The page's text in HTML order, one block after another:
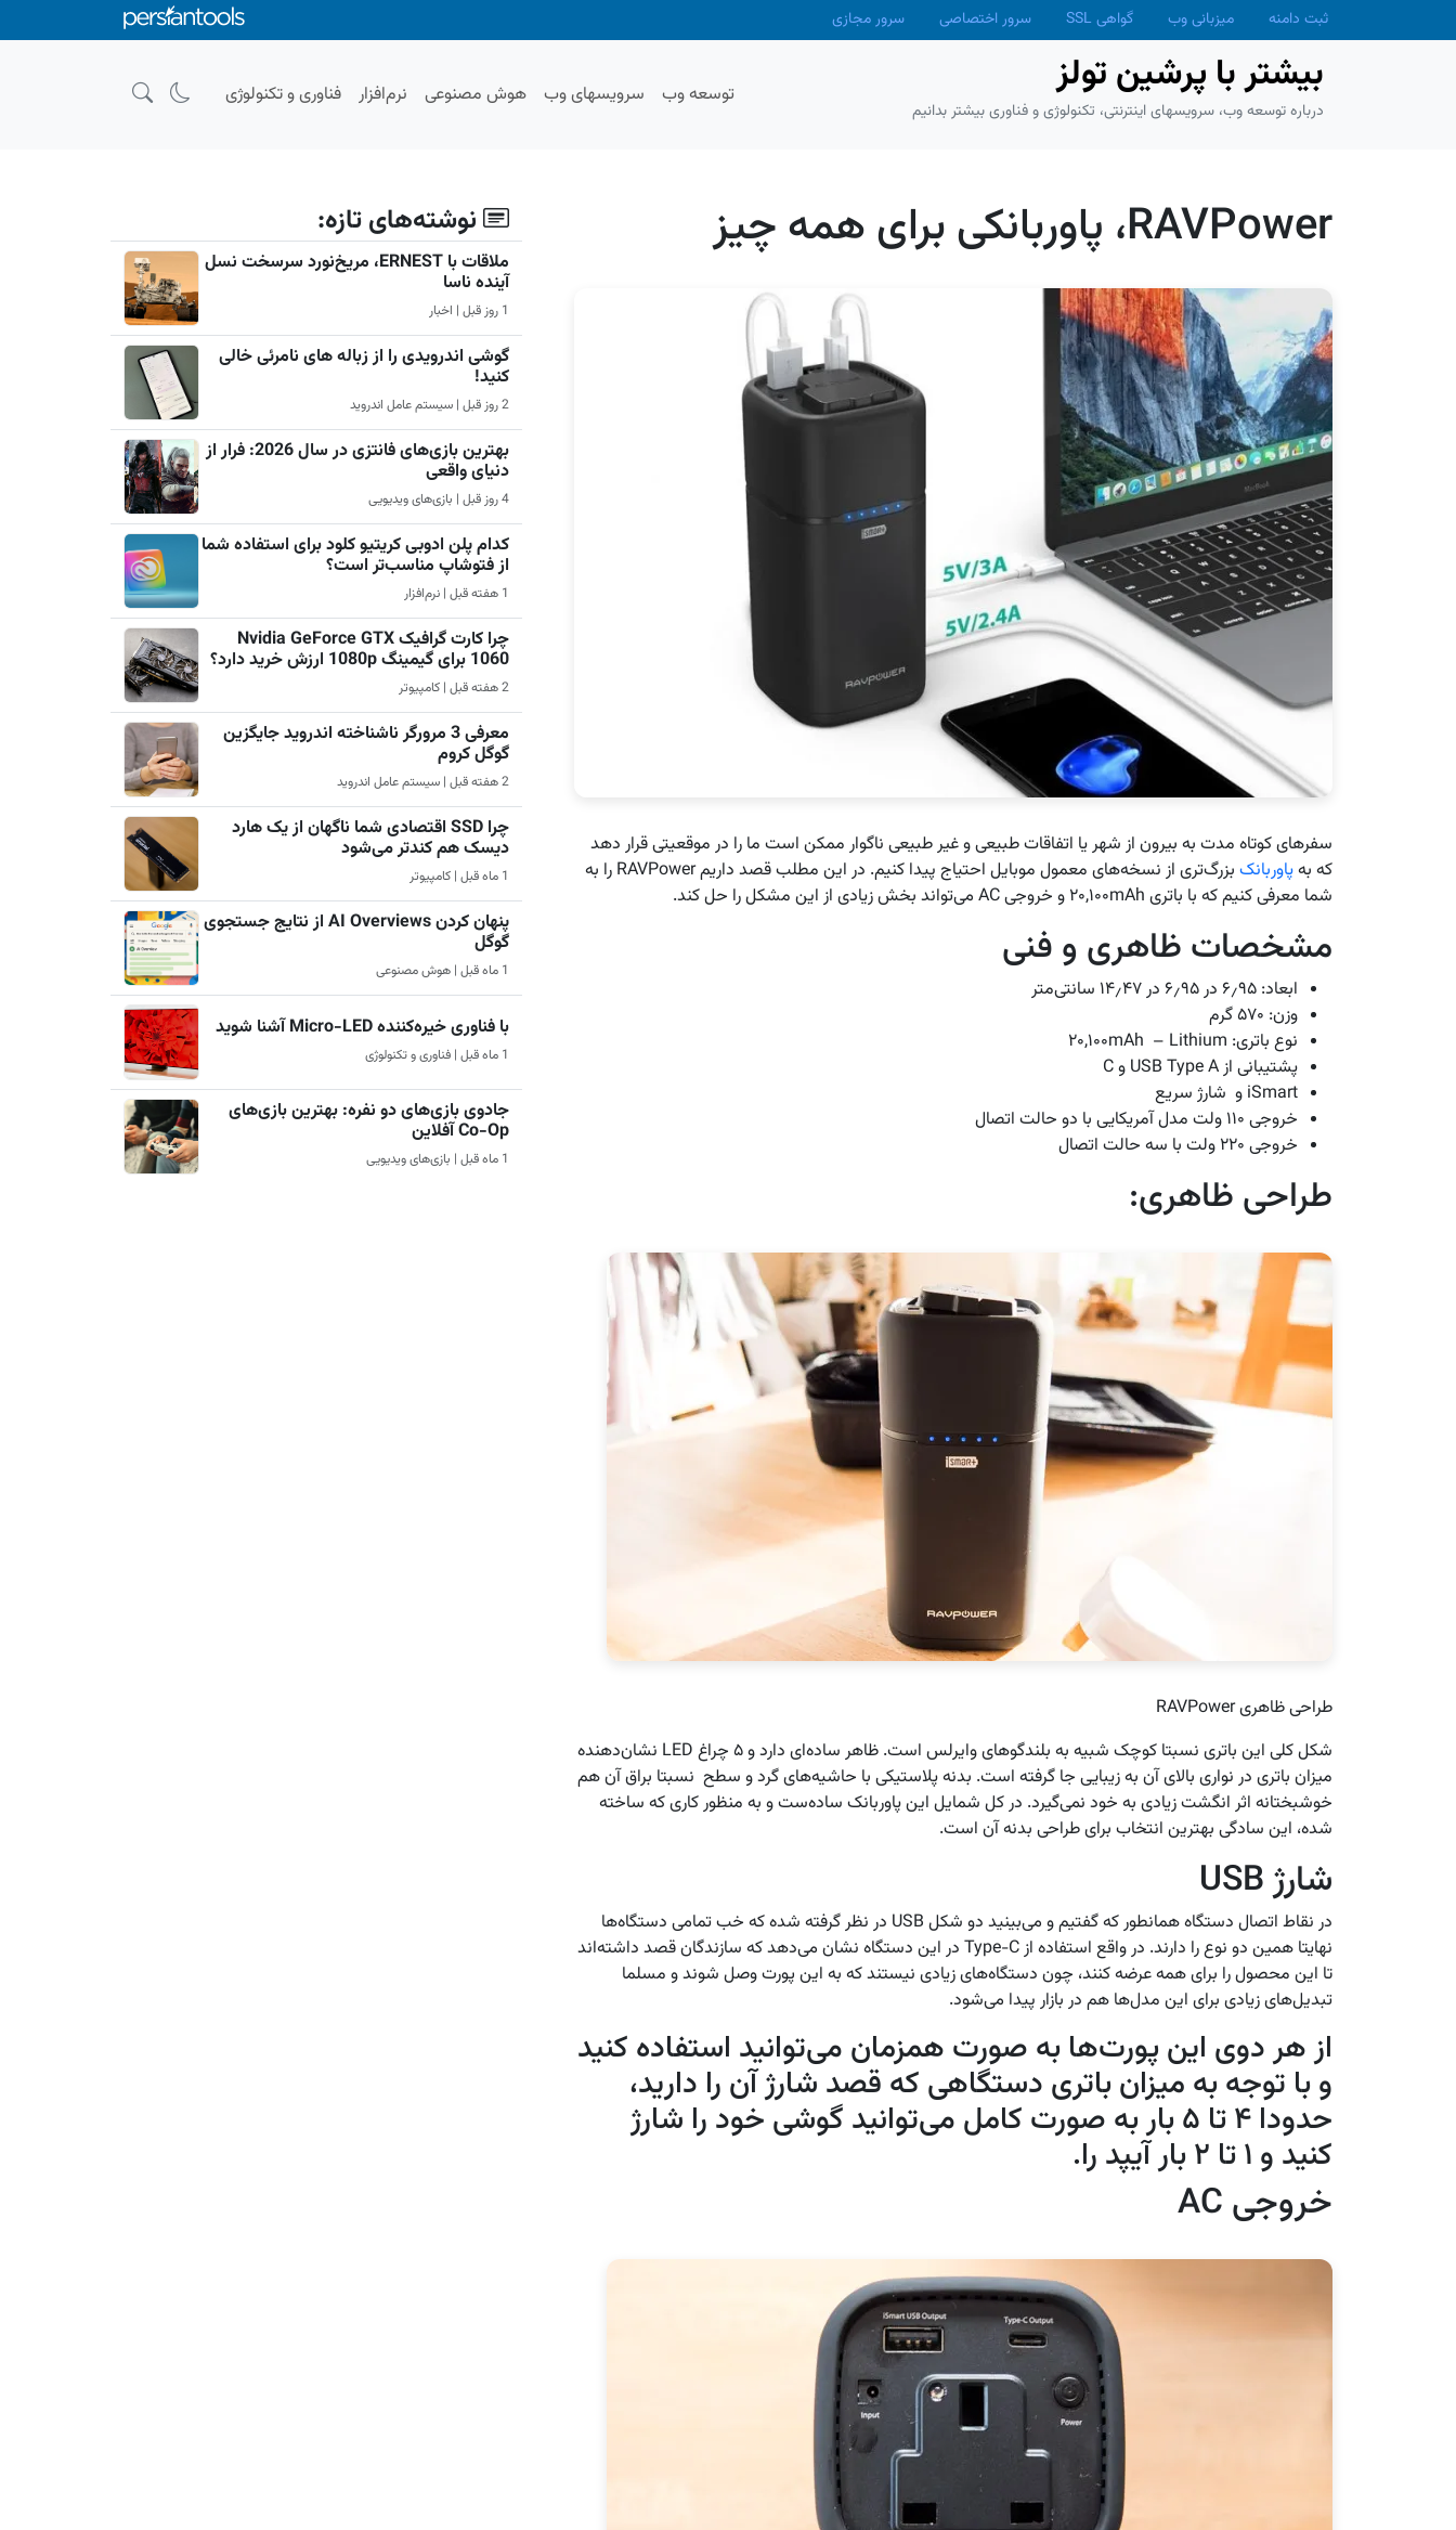
Skip to main contentثبت دامنه میزبانی وب گواهی SSL سرور اختصاصی سرور مجازی
بیشتر با پرشین تولز
درباره توسعه وب، سرویسهای اینترنتی، تکنولوژی و فناوری بیشتر بدانیم
توسعه وب سرویسهای وب هوش مصنوعی نرم‌افزار فناوری و تکنولوژی
RAVPower، پاوربانکی برای همه چیز
سفرهای کوتاه مدت به بیرون از شهر یا اتفاقات طبیعی و غیر طبیعی ناگوار ممکن است ما را در موقعیتی قرار دهد
که بهپاوربانک
بزرگ‌تری از نسخه‌های معمول موبایل احتیاج پیدا کنیم. در این مطلب قصد داریم RAVPower را به
شما معرفی کنیم که با باتری ۲۰,۱۰۰mAh و خروجی AC می‌تواند بخش زیادی از این مشکل را حل کند.
مشخصات ظاهری و فنی
ابعاد: ۶٫۹۵ در ۶٫۹۵ در ۱۴٫۴۷ سانتی‌متر
وزن: ۵۷۰ گرم
نوع باتری: ۲۰,۱۰۰mAh – Lithium
پشتیبانی از USB Type A و C
iSmart و شارژ سریع
خروجی ۱۱۰ ولت مدل آمریکایی با دو حالت اتصال
خروجی ۲۲۰ ولت با سه حالت اتصال
طراحی ظاهری:
طراحی ظاهری RAVPower
شکل کلی این باتری نسبتا کوچک شبیه به بلندگوهای وایرلس است. ظاهر ساده‌ای دارد و ۵ چراغ‌ LED نشان‌دهنده
میزان باتری در نواری بالای آن به زیبایی جا گرفته است. بدنه پلاستیکی با حاشیه‌های گرد و سطح نسبتا براق آن هم
خوشبختانه اثر انگشت زیادی به خود نمی‌گیرد. در کل شمایل این پاوربانک ساده‌ست و به منظور کاری که ساخته
شده، این سادگی بهترین انتخاب برای طراحی بدنه آن است.
شارژ USB
در نقاط اتصال دستگاه همانطور که گفتیم و می‌بینید دو شکل USB در نظر گرفته شده که خب تمامی دستگاه‌ها
نهایتا همین دو نوع را دارند. در واقع استفاده از Type-C در این دستگاه نشان می‌دهد که سازندگان قصد داشته‌اند
تا این محصول را برای همه عرضه کنند، چون دستگاه‌های زیادی نیستند که به این پورت وصل شوند و مسلما
تبدیل‌های زیادی برای این مدل‌ها هم در بازار پیدا می‌شود.
از هر دوی این پورت‌ها به صورت همزمان می‌توانید استفاده کنید
و با توجه به میزان باتری دستگاهی که قصد شارژ آن را دارید،
حدودا ۴ تا ۵ بار به صورت کامل می‌توانید گوشی خود را شارژ
کنید و ۱ تا ۲ بار آیپد را.
خروجی AC
نوشته‌های تازه:
ملاقات با ERNEST، مریخ‌نورد سرسخت نسل
آینده ناسا
1 روز قبل | اخبار
گوشی اندرویدی را از زباله های نامرئی خالی
کنید!
2 روز قبل | سیستم عامل اندروید
بهترین بازی‌های فانتزی در سال 2026: فرار از
دنیای واقعی
4 روز قبل | بازی‌های ویدیویی
کدام پلن ادوبی کریتیو کلود برای استفاده شما
از فتوشاپ مناسب‌تر است؟
1 هفته قبل | نرم‌افزار
چرا کارت گرافیک Nvidia GeForce GTX
1060 برای گیمینگ 1080p ارزش خرید دارد؟
2 هفته قبل | کامپیوتر
معرفی 3 مرورگر ناشناخته اندروید جایگزین
گوگل کروم
2 هفته قبل | سیستم عامل اندروید
چرا SSD اقتصادی شما ناگهان از یک هارد
دیسک هم کندتر می‌شود
1 ماه قبل | کامپیوتر
پنهان کردن AI Overviews از نتایج جستجوی
گوگل
1 ماه قبل | هوش مصنوعی
با فناوری خیره‌کننده Micro-LED آشنا شوید
1 ماه قبل | فناوری و تکنولوژی
جادوی بازی‌های دو نفره: بهترین بازی‌های
Co-Op آفلاین
1 ماه قبل | بازی‌های ویدیویی